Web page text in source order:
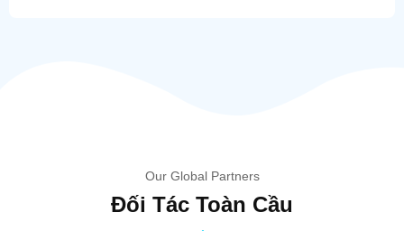
Our Global Partners
Đối Tác Toàn Cầu